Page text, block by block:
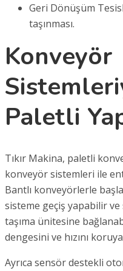
Geri Dönüşüm
taşınması.
Konveyör
Paletli
Tıkır Makina, paletli
konveyör sistemleri ile
Bantlı konveyörlerle
sisteme geçiş yapabilir
taşıma ünitesine
dengesini ve hızını
Ayrıca sensör destekli